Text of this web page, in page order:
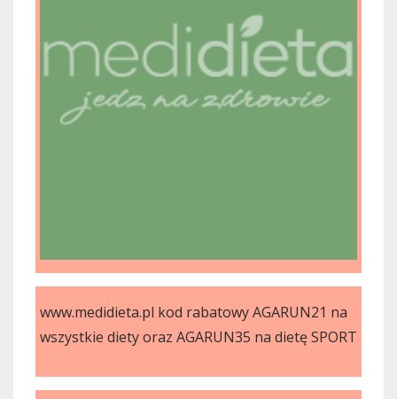
www.medidieta.pl kod rabatowy AGARUN21 na
wszystkie diety oraz AGARUN35 na dietę SPORT